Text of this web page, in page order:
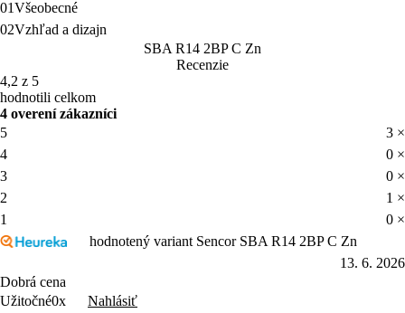
01Všeobecné
02Vzhľad a dizajn
SBA R14 2BP C Zn
Recenzie
4,2 z 5
hodnotili celkom
4 overení zákazníci
5
3 ×
4
0 ×
3
0 ×
2
1 ×
1
0 ×
hodnotený variant Sencor SBA R14 2BP C Zn
13. 6. 2026
Dobrá cena
Užitočné0x
Nahlásiť